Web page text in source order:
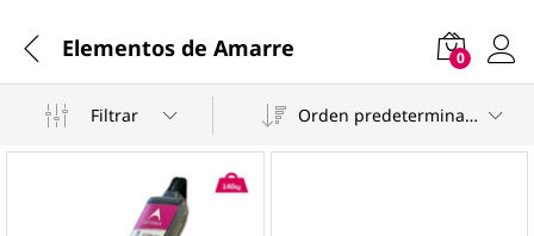
Elementos de Amarre 0
Filtrar Orden predeterminado